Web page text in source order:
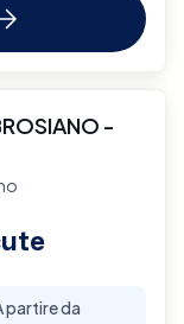
-
partire da